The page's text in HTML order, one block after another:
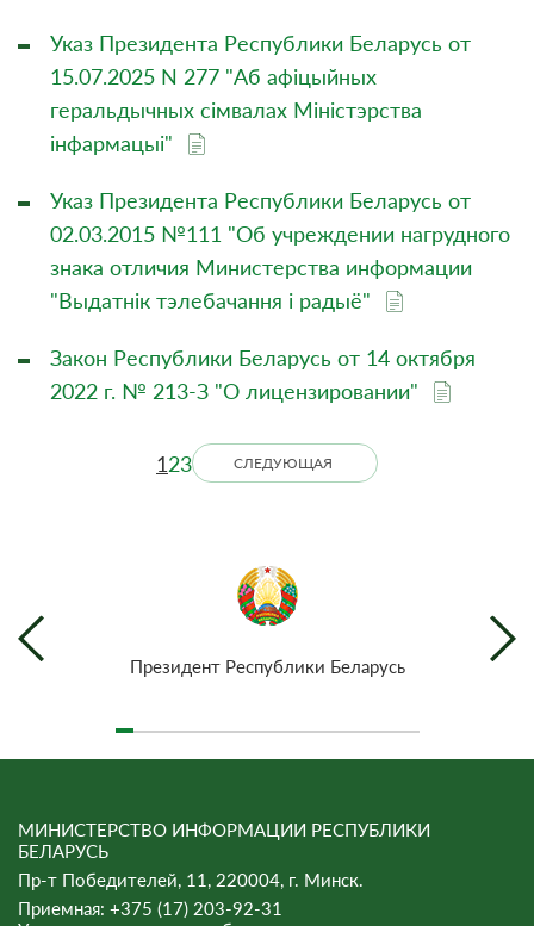
Указ Президента Республики Беларусь от
15.07.2025 N 277 "Аб афіцыйных
геральдычных сімвалах Міністэрства
iнфармацыi"
Указ Президента Республики Беларусь от
02.03.2015 №111 "Об учреждении нагрудного
знака отличия Министерства информации
"Выдатнік тэлебачання і радыё"
Закон Республики Беларусь от 14 октября
2022 г. № 213-З "О лицензировании"
123 СЛЕДУЮЩАЯ
Президент Республики Беларусь
МИНИСТЕРСТВО ИНФОРМАЦИИ РЕСПУБЛИКИ
БЕЛАРУСЬ
Пр-т Победителей, 11, 220004, г. Минск.
Приемная: +375 (17) 203-92-31